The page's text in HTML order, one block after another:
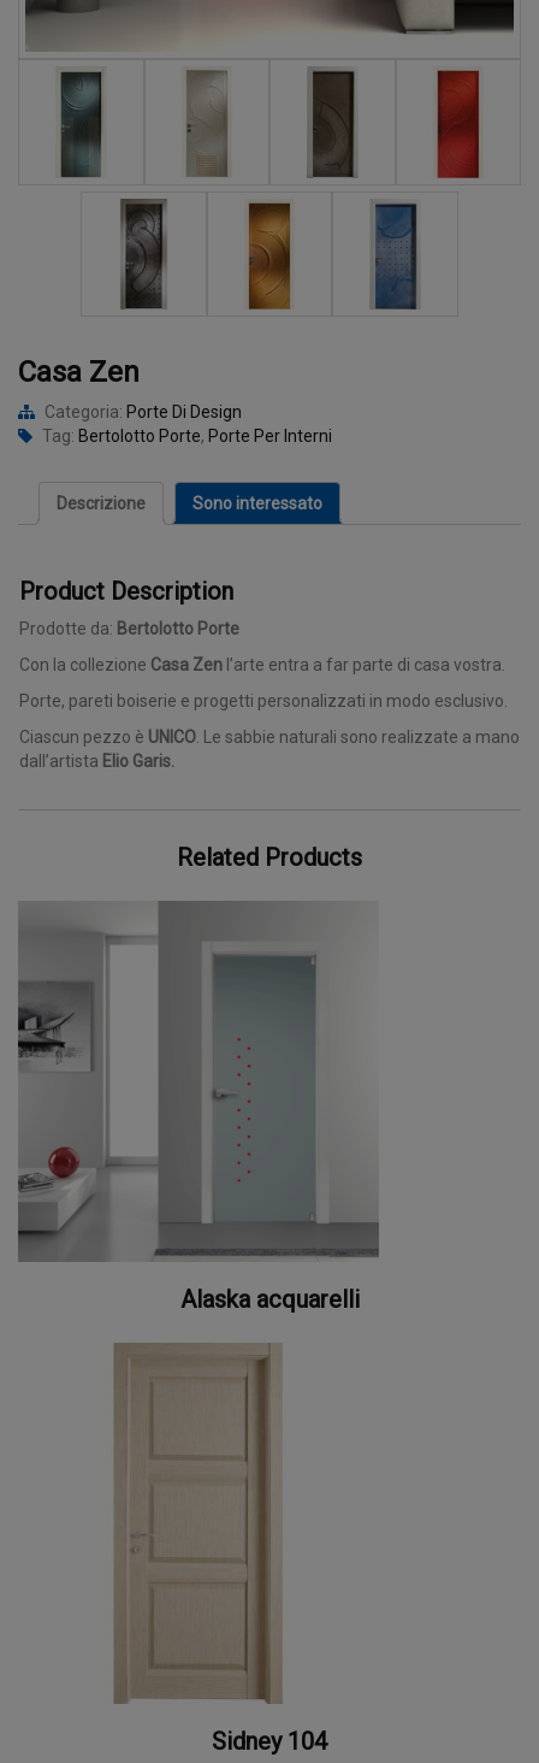
Casa Zen
Categoria: Porte Di Design
Tag: Bertolotto Porte, Porte Per Interni
Descrizione Sono interessato
Product Description
Prodotte da: Bertolotto Porte
Con la collezione Casa Zen l’arte entra a far parte di casa vostra.
Porte, pareti boiserie e progetti personalizzati in modo esclusivo.
Ciascun pezzo è UNICO . Le sabbie naturali sono realizzate a mano
dall’artista Elio Garis.
Related Products
Alaska acquarelli
Sidney 104